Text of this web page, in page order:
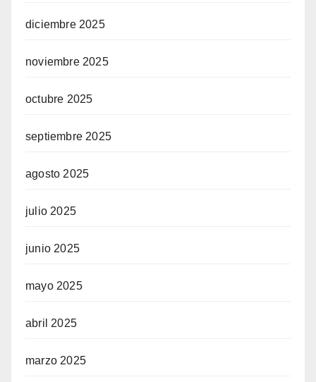
diciembre 2025
noviembre 2025
octubre 2025
septiembre 2025
agosto 2025
julio 2025
junio 2025
mayo 2025
abril 2025
marzo 2025